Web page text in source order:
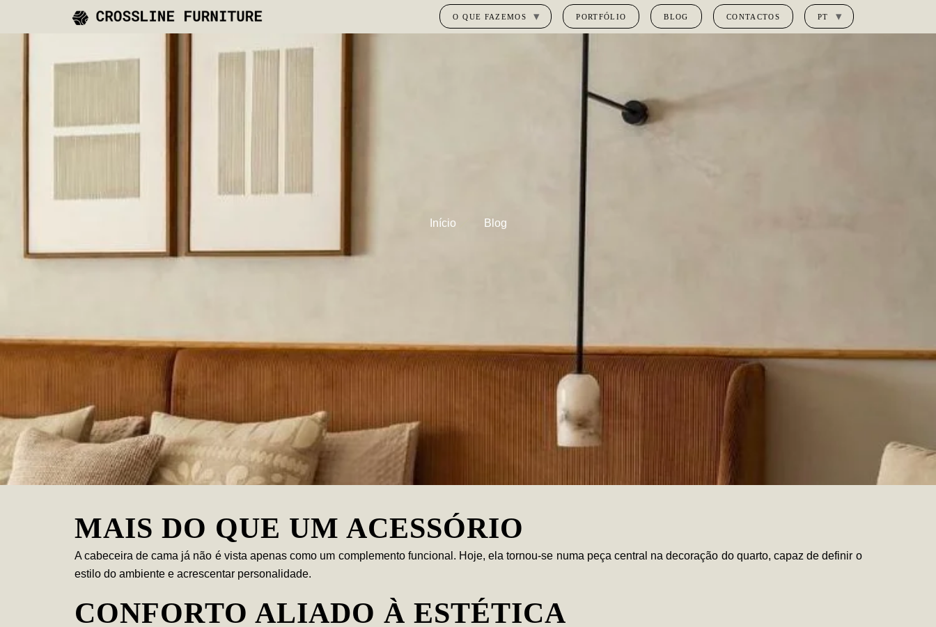
O QUE FAZEMOS PORTFÓLIO BLOG CONTACTOS PT
Início Blog
MAIS DO QUE UM ACESSÓRIO
A cabeceira de cama já não é vista apenas como um complemento funcional. Hoje, ela tornou-se numa peça central na decoração do quarto, capaz de definir o
estilo do ambiente e acrescentar personalidade.
CONFORTO ALIADO À ESTÉTICA